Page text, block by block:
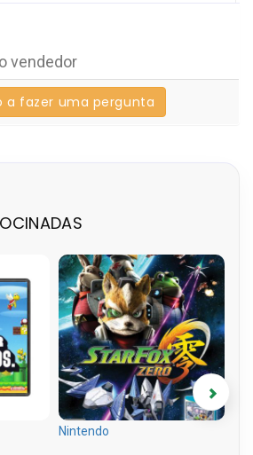
vendedor
a fazer uma pergunta
Nintendo